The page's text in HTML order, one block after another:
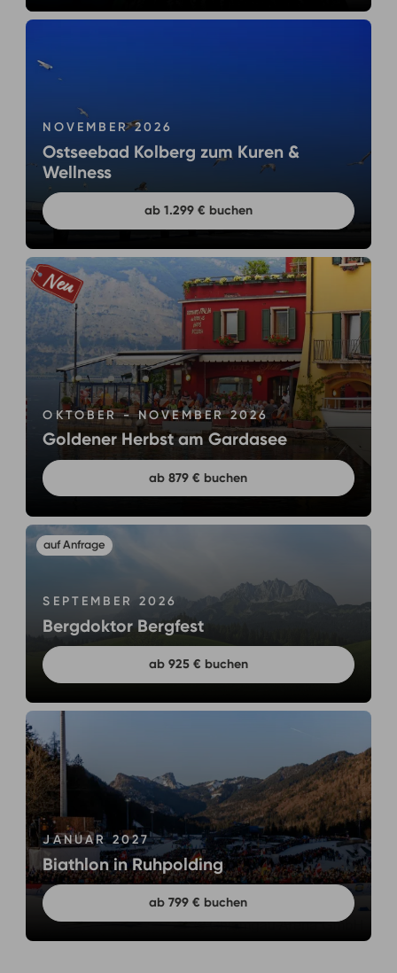
NOVEMBER 2026
Ostseebad Kolberg zum Kuren &
Wellness
ab 1.299 € buchen
OKTOBER - NOVEMBER 2026
Goldener Herbst am Gardasee
ab 879 € buchen
SEPTEMBER 2026
Bergdoktor Bergfest
ab 925 € buchen
JANUAR 2027
Biathlon in Ruhpolding
ab 799 € buchen